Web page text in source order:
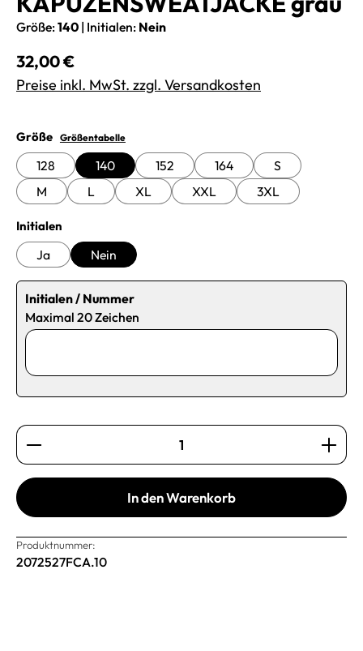
Größe:140 | Initialen: Nein
Regulärer Preis:
32,00 €
Preise inkl. MwSt. zzgl. Versandkosten
Größeauswählen
Größentabelle
128 140 152 164
S
M
L XL XXL 3XL
Initialen
Ja Nein
Initialen / Nummer
Maximal 20 Zeichen
Produkt Anzahl: Gib den gewünschten Wert ein
In den Warenkorb
Produktnummer:
2072527FCA.10